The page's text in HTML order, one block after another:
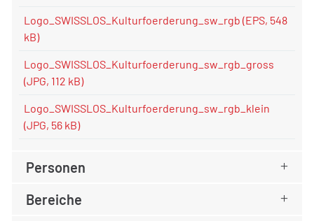
Logo_SWISSLOS_Kulturfoerderung_sw_rgb (EPS, 548
kB)
Logo_SWISSLOS_Kulturfoerderung_sw_rgb_gross
(JPG, 112 kB)
Logo_SWISSLOS_Kulturfoerderung_sw_rgb_klein
(JPG, 56 kB)
Personen
Bereiche